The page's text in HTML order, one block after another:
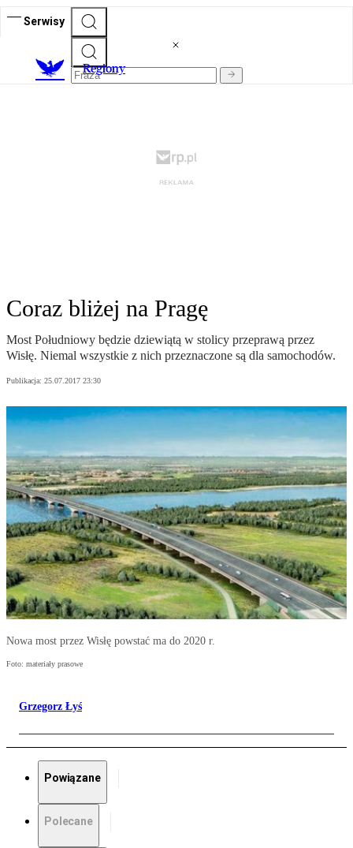
Serwisy
Regiony
Coraz bliżej na Pragę
Most Południowy będzie dziewiątą w stolicy przeprawą przez
Wisłę. Niemal wszystkie z nich przeznaczone są dla samochodów.
Publikacja: 25.07.2017 23:30
Nowa most przez Wisłę powstać ma do 2020 r.
Foto: materiały prasowe
Grzegorz Łyś
Powiązane
Polecane